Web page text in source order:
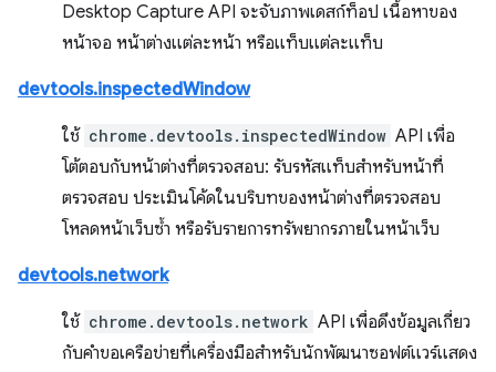
Desktop Capture API จะจับภาพเดสก์ท็อป เนื้อหาของ
หน้าจอ หน้าต่างแต่ละหน้า หรือแท็บแต่ละแท็บ
devtools.inspectedWindow
ใช้ chrome.devtools.inspectedWindow API เพื่อ
โต้ตอบกับหน้าต่างที่ตรวจสอบ: รับรหัสแท็บสำหรับหน้าที่
ตรวจสอบ ประเมินโค้ดในบริบทของหน้าต่างที่ตรวจสอบ
โหลดหน้าเว็บซ้ำ หรือรับรายการทรัพยากรภายในหน้าเว็บ
devtools.network
ใช้ chrome.devtools.network API เพื่อดึงข้อมูลเกี่ยว
กับคำขอเครือข่ายที่เครื่องมือสำหรับนักพัฒนาซอฟต์แวร์แสดง